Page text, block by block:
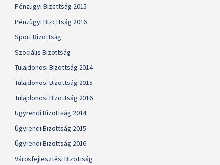
Pénzügyi Bizottság 2015
Pénzügyi Bizottság 2016
Sport Bizottság
Szociális Bizottság
Tulajdonosi Bizottság 2014
Tulajdonosi Bizottság 2015
Tulajdonosi Bizottság 2016
Ügyrendi Bizottság 2014
Ügyrendi Bizottság 2015
Ügyrendi Bizottság 2016
Városfejlesztési Bizottság